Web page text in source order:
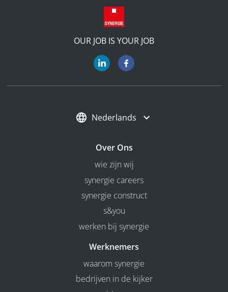
OUR JOB IS YOUR JOB
Nederlands
Over Ons
wie zijn wij
synergie careers
synergie construct
s&you
werken bij synergie
Werknemers
waarom synergie
bedrijven in de kijker